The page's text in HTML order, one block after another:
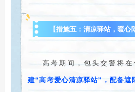
【措施五：清凉驿站，暖心
高考期间，包头交警将在
建“高考爱心清凉驿站”，配备遮